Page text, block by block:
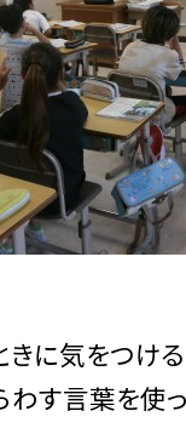
に気をつける
す言葉を使っ